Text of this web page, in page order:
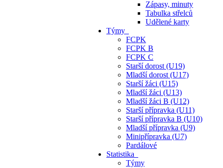
Zápasy, minuty
Tabulka střelců
Udělené karty
Týmy
FCPK
FCPK B
FCPK C
Starší dorost (U19)
Mladší dorost (U17)
Starší žáci (U15)
Mladší žáci (U13)
Mladší žáci B (U12)
Starší přípravka (U11)
Starší přípravka B (U10)
Mladší přípravka (U9)
Minipřípravka (U7)
Pardálové
Statistika
Týmy